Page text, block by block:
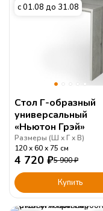
с 01.08 до 31.08
Стол Г-образный
универсальный
«Ньютон Грэй»
Размеры (Ш Г В)
120
60 75 см
4 720 ₽5 900₽
Купить